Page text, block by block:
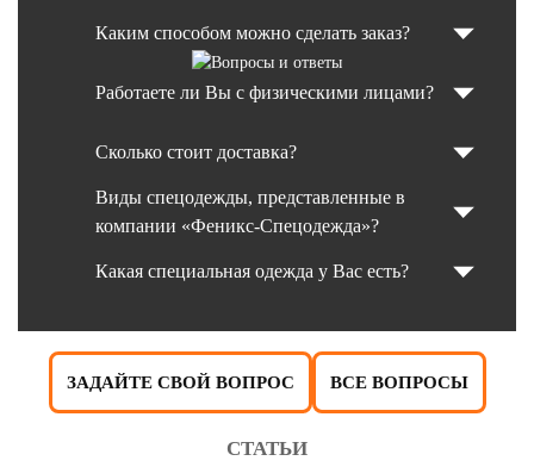
Каким способом можно сделать заказ?
Работаете ли Вы с физическими лицами?
Сколько стоит доставка?
Виды спецодежды, представленные в
компании «Феникс-Спецодежда»?
Какая специальная одежда у Вас есть?
ЗАДАЙТЕ СВОЙ ВОПРОС ВСЕ ВОПРОСЫ
СТАТЬИ